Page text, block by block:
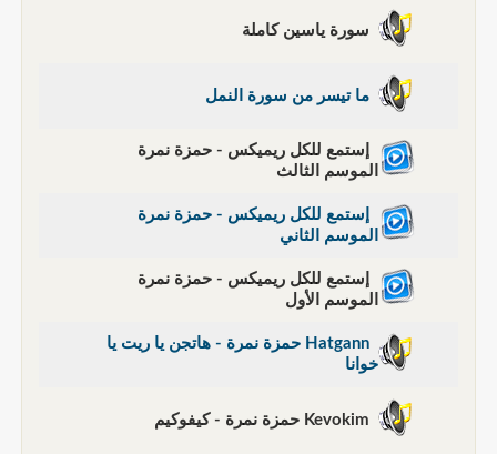
سورة ياسين كاملة
ما تيسر من سورة النمل
إستمع للكل ريميكس - حمزة نمرة
الموسم الثالث
إستمع للكل ريميكس - حمزة نمرة
الموسم الثاني
إستمع للكل ريميكس - حمزة نمرة
الموسم الأول
Hatgann حمزة نمرة - هاتجن يا ريت يا
خوانا